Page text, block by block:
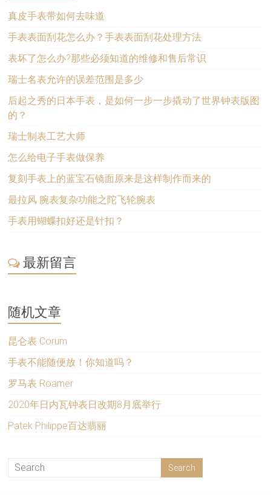
真皮手表带如何去味道
手表表面刮花怎么办？手表表面刮花处理方法
表坏了怎么办?那些必须知道的维修和售后常识
瑞士名表允许的误差范围是多少
后起之秀的日本手表，是如何一步一步撬动了世界钟表版图
的？
瑞士制表工艺大师
怎么给电子手表做保养
复刻手表上的蓝宝石镜面原来是这样制作而来的
最拉风 腕表复杂功能之陀飞轮腕表
手表用蝴蝶扣好还是针扣？
最新留言
随机文章
昆仑表 Corum
手表不能随便放！你知道吗？
罗马表 Roamer
2020年日内瓦钟表日改期8月底举行
Patek Philippe百达翡丽